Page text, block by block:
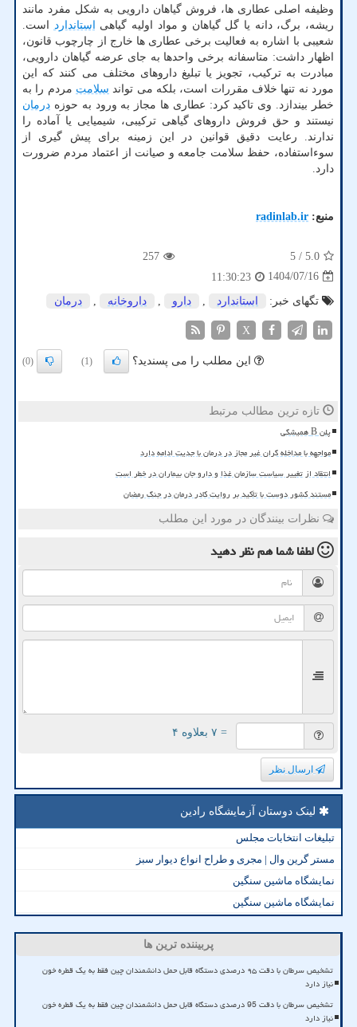
وظیفه اصلی عطاری ها، فروش گیاهان دارویی به شکل مفرد مانند
ریشه، برگ، دانه یا گل گیاهان و مواد اولیه گیاهی
استاندارد
است.
شعیبی با اشاره به فعالیت برخی عطاری ها خارج از چارچوب قانون،
اظهار داشت: متاسفانه برخی واحدها به جای عرضه گیاهان دارویی،
مبادرت به ترکیب، تجویز یا تبلیغ داروهای مختلف می کنند که این
مورد نه تنها خلاف مقررات است، بلکه می تواند سلامت مردم را به
خطر بیندازد. وی تاکید کرد: عطاری ها مجاز به ورود به حوزه درمان
نیستند و حق فروش داروهای گیاهی ترکیبی، شیمیایی یا آماده را
ندارند. رعایت دقیق قوانین در این زمینه برای پیش گیری از
سوءاستفاده، حفظ سلامت جامعه و صیانت از اعتماد مردم ضرورت
دارد.
منبع: radinlab.ir
5.0
/ 5
257
1404/07/16
11:30:23
تگهای خبر:
استاندارد دارو داروخانه درمان
X
این مطلب را می پسندید؟ (1)
(0)
تازه ترین مطالب مرتبط
پلن B همیشگی
مواجهه با مداخله گران غیر مجاز در درمان با جدیت ادامه دارد
انتقاد از تغییر سیاست سازمان غذا و دارو جان بیماران در خطر است
مستند کشور دوست با تأکید بر روایت کادر درمان در جنگ رمضان
نظرات بینندگان در مورد این مطلب
لطفا شما همنظر دهید
= ۷ بعلاوه ۴
ارسال نظر
لینک دوستان آزمایشگاه رادین
تبلیغات انتخابات مجلس
مستر گرین وال | مجری و طراح انواع دیوار سبز
نمایشگاه ماشین سنگین
نمایشگاه ماشین سنگین
پربیننده ترین ها
تشخیص سرطان با دقت ۹۵ درصدی دستگاه قابل حمل دانشمندان چین فقط به یک قطره خون
نیاز دارد
تشخیص سرطان با دقت 95 درصدی دستگاه قابل حمل دانشمندان چین فقط به یک قطره خون
نیاز دارد